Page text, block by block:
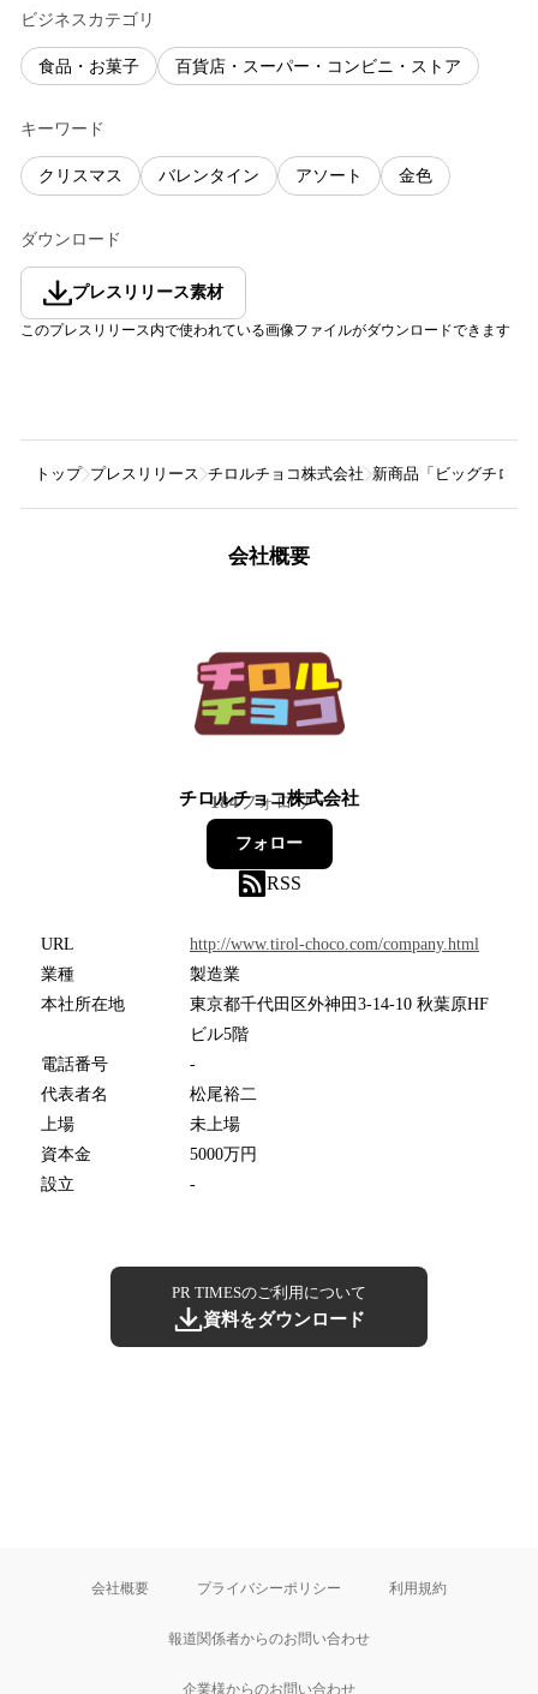
ビジネスカテゴリ
食品・お菓子 百貨店・スーパー・コンビニ・ストア
キーワード
クリスマス バレンタイン アソート 金色
ダウンロード
プレスリリース素材
このプレスリリース内で使われている画像ファイルがダウンロードできます
トップ プレスリリース チロルチョコ株式会社 新商品「ビッグチロル
会社概要
チロルチョコ株式会社
184フォロワー
フォロー
RSS
URL
http://www.tirol-choco.com/company.html
業種
製造業
本社所在地
東京都千代田区外神田3-14-10 秋葉原HF
ビル5階
電話番号
-
代表者名
松尾裕二
上場
未上場
資本金
5000万円
設立
-
PR TIMESのご利用について
資料をダウンロード
会社概要 プライバシーポリシー 利用規約
報道関係者からのお問い合わせ
企業様からのお問い合わせ